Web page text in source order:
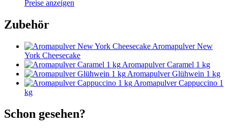
Preise anzeigen
Zubehör
Aromapulver New
York Cheesecake
Aromapulver Caramel 1 kg
Aromapulver Glühwein 1 kg
Aromapulver Cappuccino 1
kg
Schon gesehen?